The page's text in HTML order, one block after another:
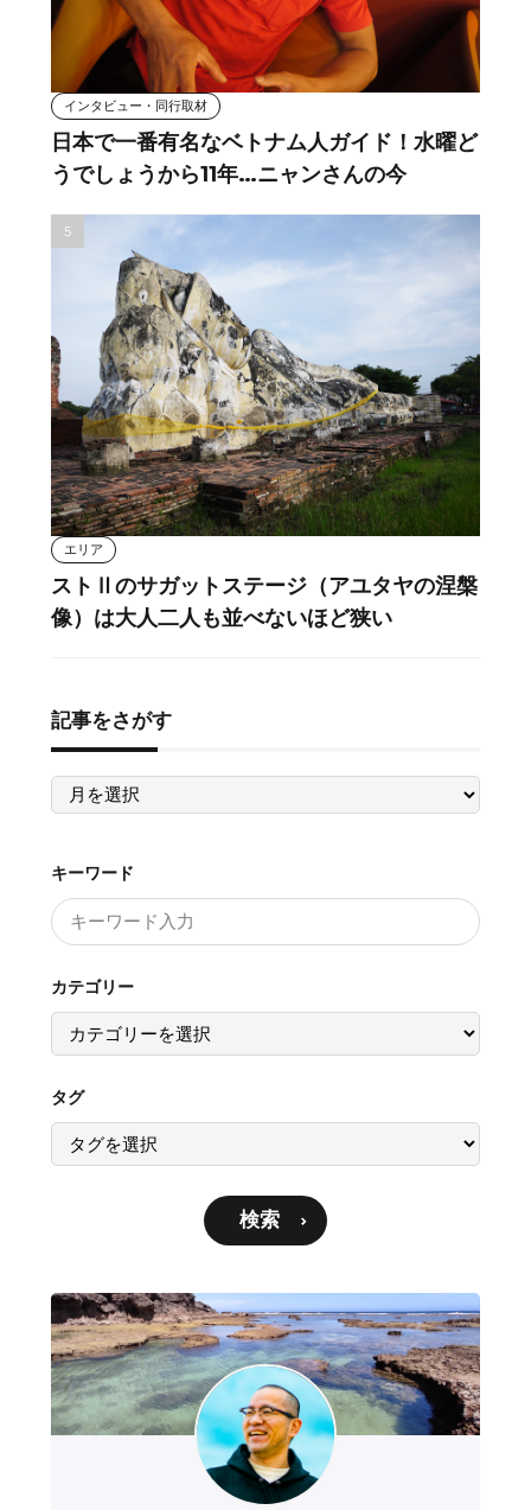
インタビュー・同行取材
日本で一番有名なベトナム人ガイド！水曜ど
うでしょうから11年…ニャンさんの今
エリア
ストⅡのサガットステージ（アユタヤの涅槃
像）は大人二人も並べないほど狭い
記事をさがす
記
を
す
キーワード
カテゴリー
タグ
検索